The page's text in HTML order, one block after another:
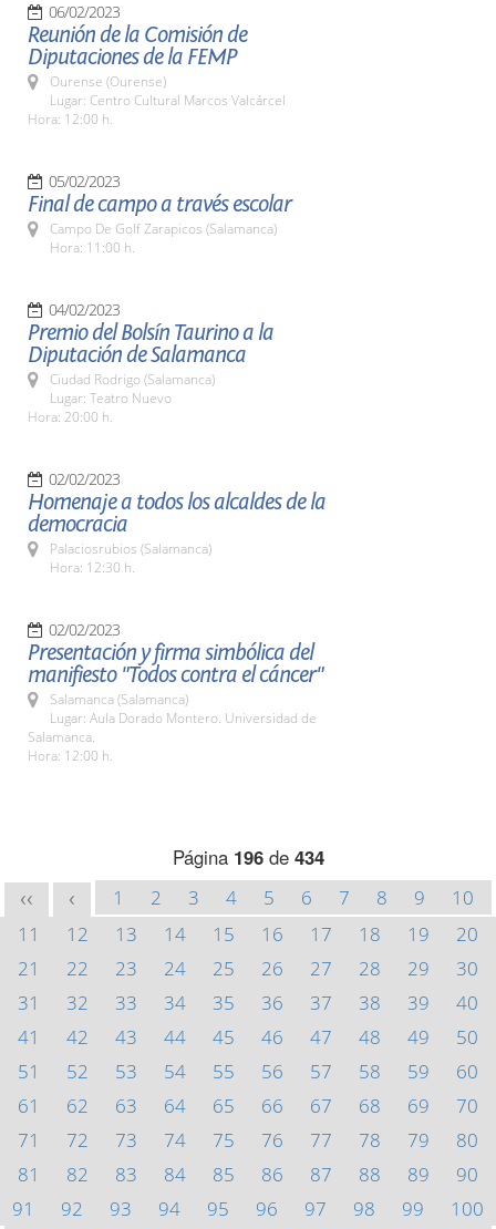
06/02/2023
Reunión de la Comisión de
Diputaciones de la FEMP
Ourense (Ourense)
Lugar: Centro Cultural Marcos Valcárcel
Hora: 12:00 h.
05/02/2023
Final de campo a través escolar
Campo De Golf Zarapicos (Salamanca)
Hora: 11:00 h.
04/02/2023
Premio del Bolsín Taurino a la
Diputación de Salamanca
Ciudad Rodrigo (Salamanca)
Lugar: Teatro Nuevo
Hora: 20:00 h.
02/02/2023
Homenaje a todos los alcaldes de la
democracia
Palaciosrubios (Salamanca)
Hora: 12:30 h.
02/02/2023
Presentación y firma simbólica del
manifiesto "Todos contra el cáncer"
Salamanca (Salamanca)
Lugar: Aula Dorado Montero. Universidad de
Salamanca.
Hora: 12:00 h.
Página 196de 434
<< < 1 2 3 4 5 6 7 8 9
10
11
12 13 14 15 16 17 18 19
20
21
22 23 24 25 26 27 28 29
30
31
32 33 34 35 36 37 38 39
40
41
42 43 44 45 46 47 48 49
50
51
52 53 54 55 56 57 58 59
60
61
62 63 64 65 66 67 68 69
70
71
72 73 74 75 76 77 78 79
80
81
82 83 84 85 86 87 88 89
90
91
92 93 94 95 96 97 98 99
100